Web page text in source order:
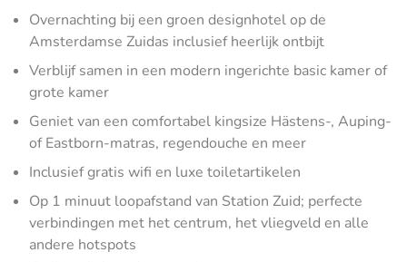
Overnachting bij een groen designhotel op de
Amsterdamse Zuidas inclusief heerlijk ontbijt
Verblijf samen in een modern ingerichte basic kamer of
grote kamer
Geniet van een comfortabel kingsize Hästens-, Auping-
of Eastborn-matras, regendouche en meer
Inclusief gratis wifi en luxe toiletartikelen
Op 1 minuut loopafstand van Station Zuid; perfecte
verbindingen met het centrum, het vliegveld en alle
andere hotspots